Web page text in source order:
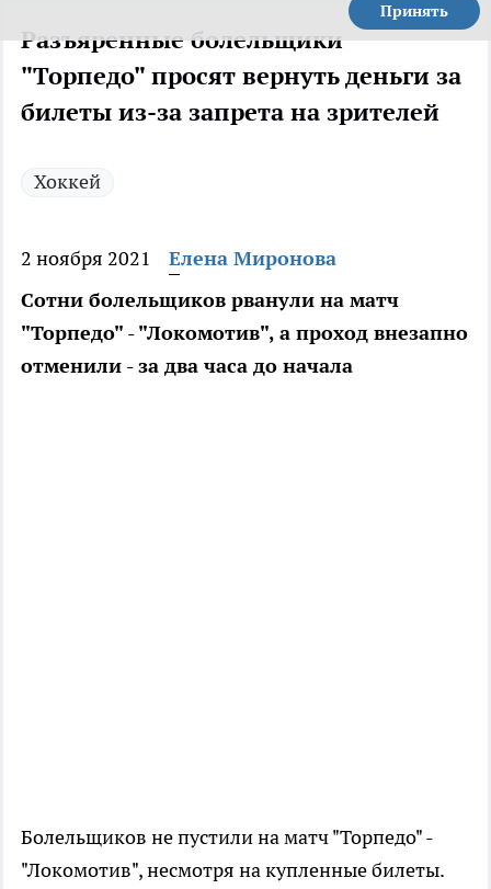
Принять
Разъяренные болельщики
"Торпедо" просят вернуть деньги за
билеты из-за запрета на зрителей
Хоккей
2 ноября 2021
Елена Миронова
Сотни болельщиков рванули на матч
"Торпедо" - "Локомотив", а проход внезапно
отменили - за два часа до начала
Болельщиков не пустили на матч "Торпедо" -
"Локомотив", несмотря на купленные билеты.